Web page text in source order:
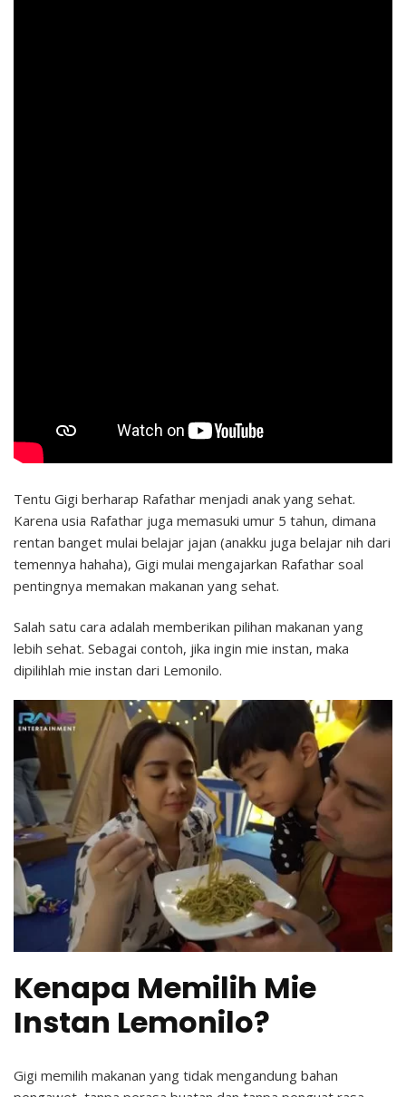
Tentu Gigi berharap Rafathar menjadi anak yang sehat.
Karena usia Rafathar juga memasuki umur 5 tahun, dimana
rentan banget mulai belajar jajan (anakku juga belajar nih dari
temennya hahaha), Gigi mulai mengajarkan Rafathar soal
pentingnya memakan makanan yang sehat.
Salah satu cara adalah memberikan pilihan makanan yang
lebih sehat. Sebagai contoh, jika ingin mie instan, maka
dipilihlah mie instan dari Lemonilo.
Kenapa Memilih Mie
Instan Lemonilo?
Gigi memilih makanan yang tidak mengandung bahan